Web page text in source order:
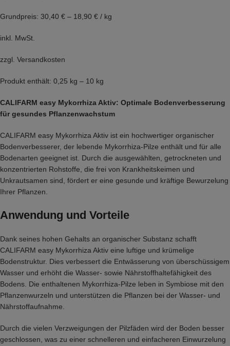
Grundpreis: 30,40 € – 18,90 € / kg
inkl. MwSt.
zzgl. Versandkosten
Produkt enthält: 0,25 kg – 10 kg
CALIFARM easy Mykorrhiza Aktiv: Optimale Bodenverbesserung
für gesundes Pflanzenwachstum
CALIFARM easy Mykorrhiza Aktiv ist ein hochwertiger organischer
Bodenverbesserer, der lebende Mykorrhiza-Pilze enthält und für alle
Bodenarten geeignet ist. Durch die ausgewählten, getrockneten und
konzentrierten Rohstoffe, die frei von Krankheitskeimen und
Unkrautsamen sind, fördert er eine gesunde und kräftige Bewurzelung
Ihrer Pflanzen.
Anwendung und Vorteile
Dank seines hohen Gehalts an organischer Substanz schafft
CALIFARM easy Mykorrhiza Aktiv eine luftige und krümelige
Bodenstruktur. Dies verbessert die Entwässerung von überschüssigem
Wasser und erhöht die Wasser- sowie Nährstoffhaltefähigkeit des
Bodens. Die enthaltenen Mykorrhiza-Pilze leben in Symbiose mit den
Pflanzenwurzeln und unterstützen die Pflanzen bei der Wasser- und
Nährstoffaufnahme.
Durch die vielen Verzweigungen der Pilzfäden wird der Boden besser
geschlossen, was zu einer schnelleren und einfacheren Einwurzelung